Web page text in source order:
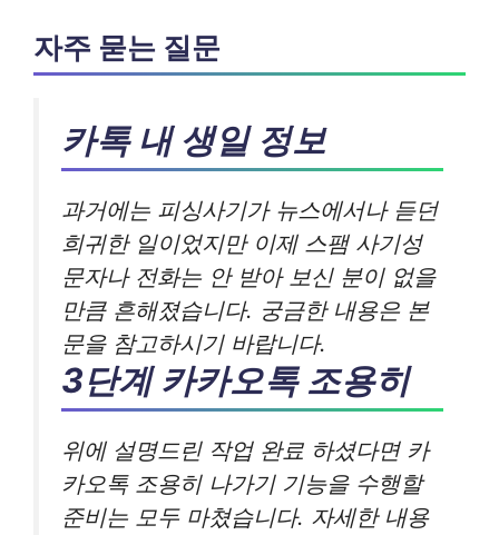
자주 묻는 질문
카톡 내 생일 정보
과거에는 피싱사기가 뉴스에서나 듣던
희귀한 일이었지만 이제 스팸 사기성
문자나 전화는 안 받아 보신 분이 없을
만큼 흔해졌습니다. 궁금한 내용은 본
문을 참고하시기 바랍니다.
3단계 카카오톡 조용히
위에 설명드린 작업 완료 하셨다면 카
카오톡 조용히 나가기 기능을 수행할
준비는 모두 마쳤습니다. 자세한 내용